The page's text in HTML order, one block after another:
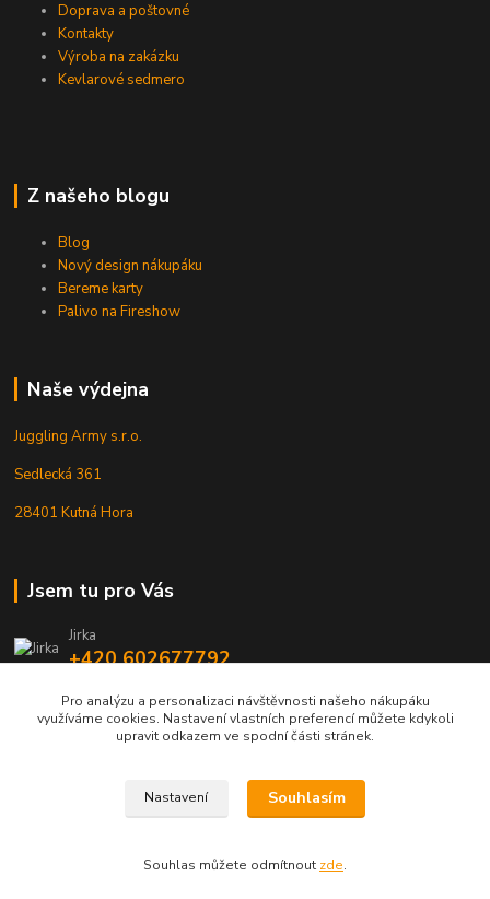
Doprava a poštovné
Kontakty
Výroba na zakázku
Kevlarové sedmero
Z našeho blogu
Blog
Nový design nákupáku
Bereme karty
Palivo na Fireshow
Naše výdejna
Juggling Army s.r.o.
Sedlecká 361
28401 Kutná Hora
Jsem tu pro Vás
Jirka
+420 602677792
info@jarmy.cz
Kopyrájt - Jarmy.cz
Pro analýzu a personalizaci návštěvnosti našeho nákupáku
využíváme cookies. Nastavení vlastních preferencí můžete kdykoli
upravit odkazem ve spodní části stránek.
Nastavení Souhlasím
Souhlas můžete odmítnout zde.